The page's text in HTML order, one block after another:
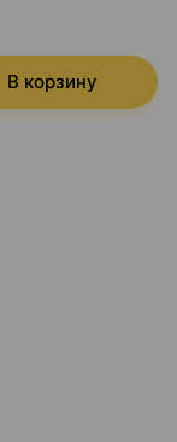
В корзину